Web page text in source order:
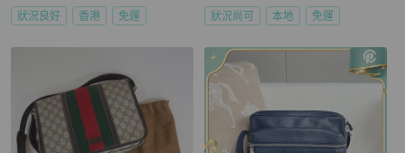
狀況良好 香港 免運 狀況尚可 本地 免運